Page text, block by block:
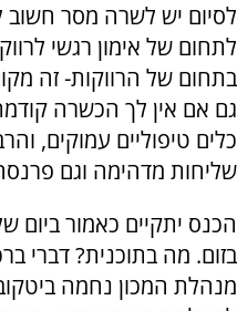
לסיום יש לשרה מסר
לתחום של אימון רגשי
בתחום של הרווקות- זה
גם אם אין לך הכשרה
כלים טיפוליים עמוקים,
שליחות מדהימה וגם
בזום. מה בתוכנית? דברי